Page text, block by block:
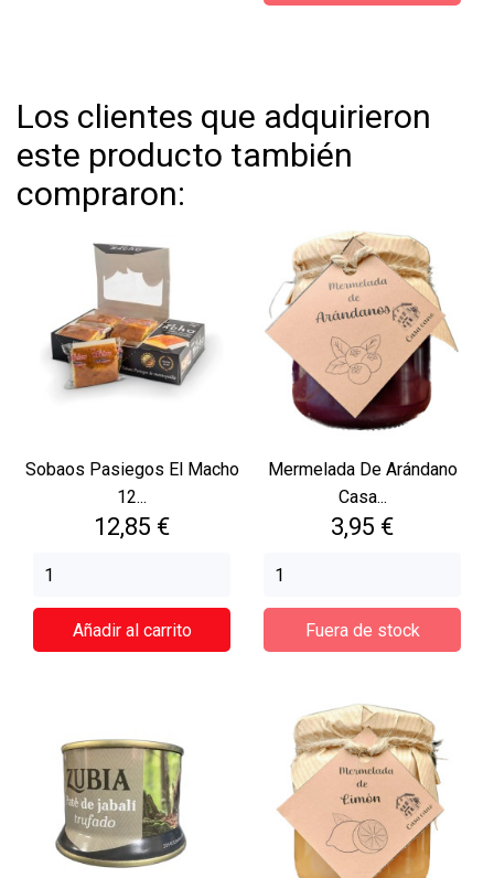
Los clientes que adquirieron
este producto también
compraron:
Sobaos Pasiegos El Macho
12...
Precio
12,85 €
Añadir al carrito
Mermelada De Arándano
Casa...
Precio
3,95 €
Fuera de stock